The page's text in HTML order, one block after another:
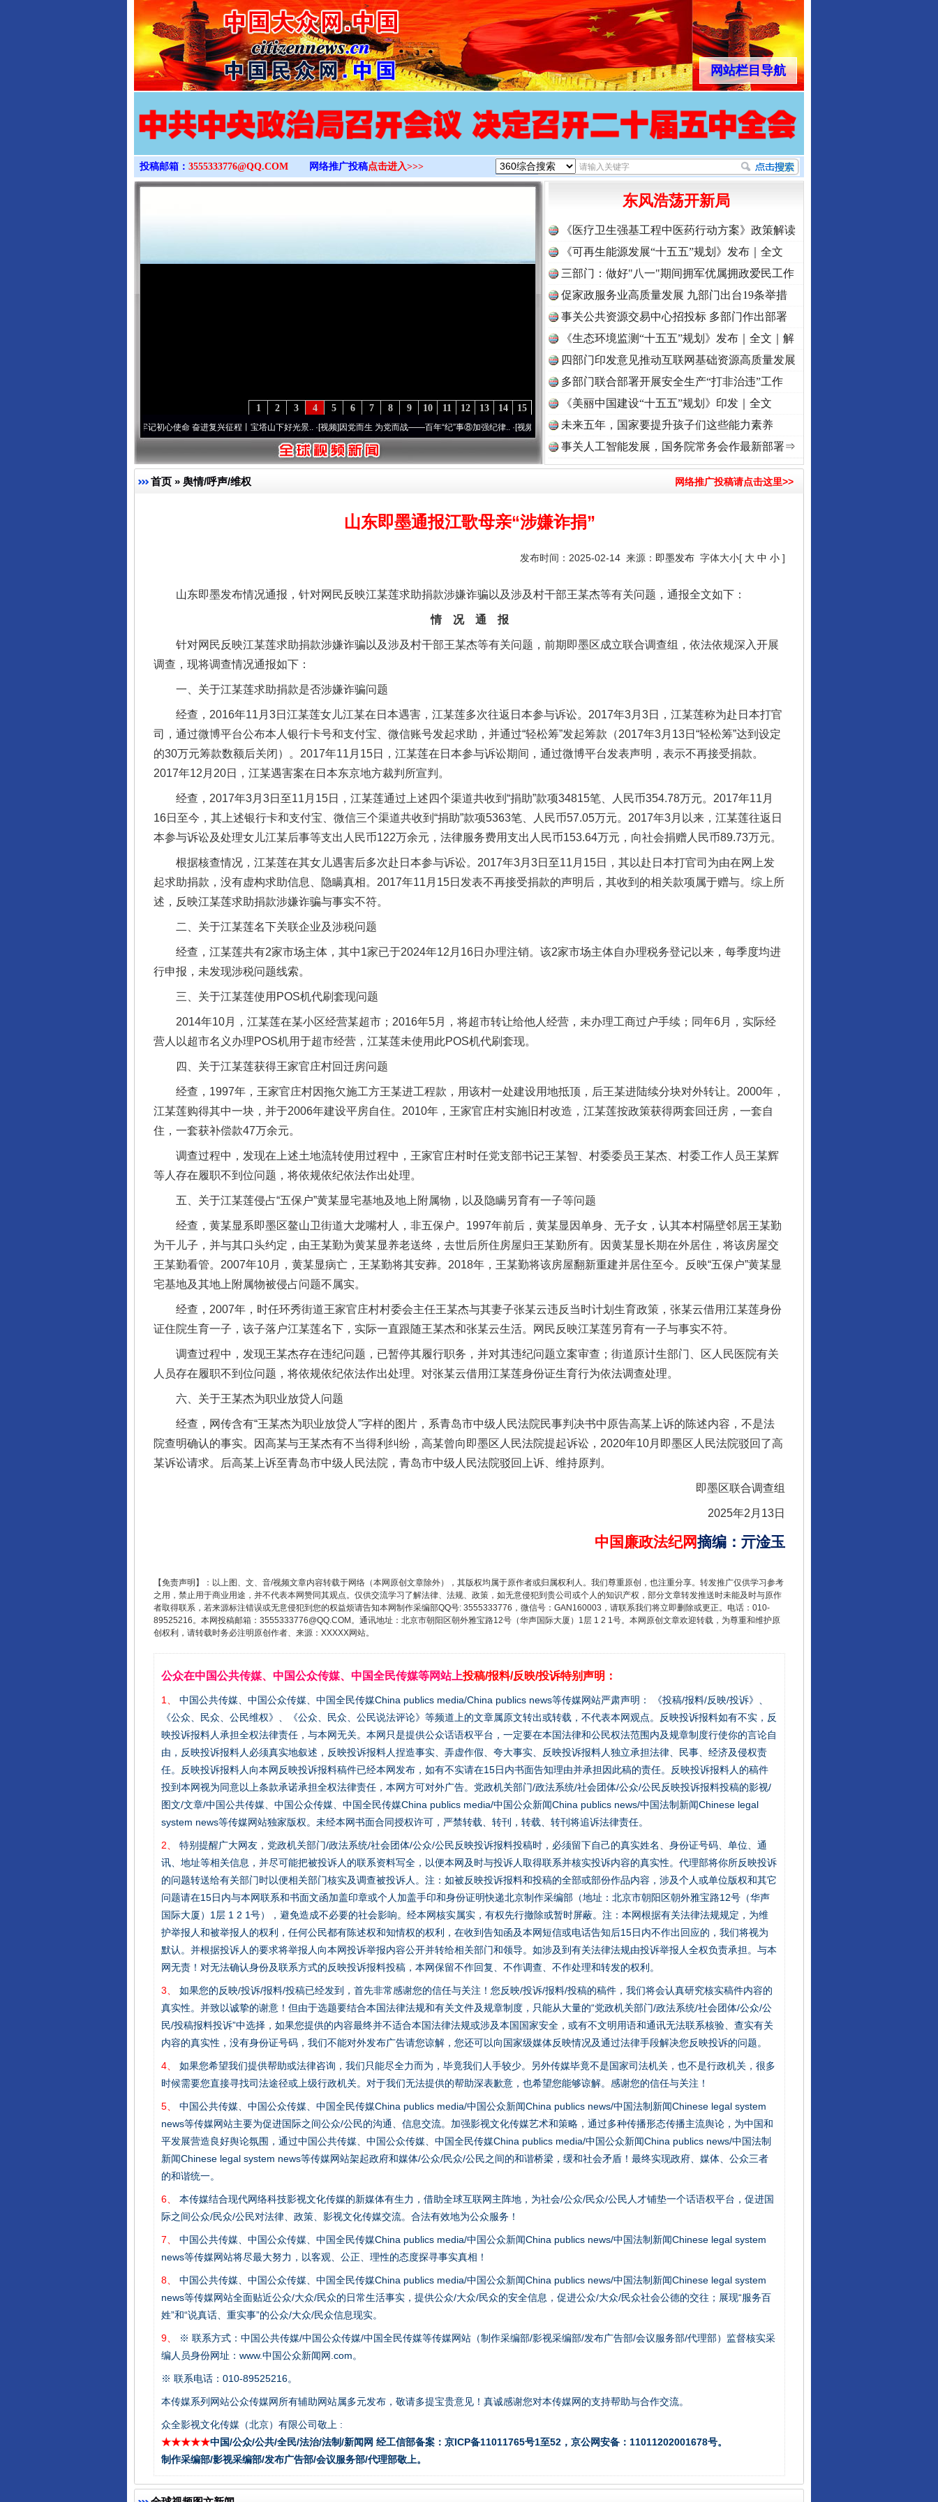
>
网站栏目导航
投稿邮箱： 3555333776@QQ.COM 网络推广投稿点击进入>>>
15
14
13
12
11
10
9
8
7
6
5
4
3
2
1
牢记初心使命 奋进复兴征程丨宝塔山下好光景..·[视频]因党而生 为党而战——百年“纪”事⑧加强纪律..·[视频]牢记初心使命 奋进复兴征程丨“转折之城”激荡..·[视频]牢记初心使命 奋进复兴征程丨红船起航处 潮起..
东风浩荡开新局
《医疗卫生强基工程中医药行动方案》政策解读
《可再生能源发展“十五五”规划》发布｜全文
三部门：做好"八一"期间拥军优属拥政爱民工作
促家政服务业高质量发展 九部门出台19条举措
事关公共资源交易中心招投标 多部门作出部署
《生态环境监测“十五五”规划》发布｜全文｜解
读
四部门印发意见推动互联网基础资源高质量发展
多部门联合部署开展安全生产“打非治违”工作
《美丽中国建设“十五五”规划》印发｜全文
未来五年，国家要提升孩子们这些能力素养
事关人工智能发展，国务院常务会作最新部署⇒
首页 » 舆情/呼声/维权 网络推广投稿请点击这里>>
山东即墨通报江歌母亲“涉嫌诈捐”
发布时间：2025-02-14 来源： 即墨发布 字体大小[ 大 中 小 ]
山东即墨发布情况通报，针对网民反映江某莲求助捐款涉嫌诈骗以及涉及村干部王某杰等有关问题，通报全文如下：
情 况 通 报
针对网民反映江某莲求助捐款涉嫌诈骗以及涉及村干部王某杰等有关问题，前期即墨区成立联合调查组，依法依规深入开展
调查，现将调查情况通报如下：
一、关于江某莲求助捐款是否涉嫌诈骗问题
经查，2016年11月3日江某莲女儿江某在日本遇害，江某莲多次往返日本参与诉讼。2017年3月3日，江某莲称为赴日本打官
司，通过微博平台公布本人银行卡号和支付宝、微信账号发起求助，并通过“轻松筹”发起筹款（2017年3月13日“轻松筹”达到设定
的30万元筹款数额后关闭）。2017年11月15日，江某莲在日本参与诉讼期间，通过微博平台发表声明，表示不再接受捐款。
2017年12月20日，江某遇害案在日本东京地方裁判所宣判。
经查，2017年3月3日至11月15日，江某莲通过上述四个渠道共收到“捐助”款项34815笔、人民币354.78万元。2017年11月
16日至今，其上述银行卡和支付宝、微信三个渠道共收到“捐助”款项5363笔、人民币57.05万元。2017年3月以来，江某莲往返日
本参与诉讼及处理女儿江某后事等支出人民币122万余元，法律服务费用支出人民币153.64万元，向社会捐赠人民币89.73万元。
根据核查情况，江某莲在其女儿遇害后多次赴日本参与诉讼。2017年3月3日至11月15日，其以赴日本打官司为由在网上发
起求助捐款，没有虚构求助信息、隐瞒真相。2017年11月15日发表不再接受捐款的声明后，其收到的相关款项属于赠与。综上所
述，反映江某莲求助捐款涉嫌诈骗与事实不符。
二、关于江某莲名下关联企业及涉税问题
经查，江某莲共有2家市场主体，其中1家已于2024年12月16日办理注销。该2家市场主体自办理税务登记以来，每季度均进
行申报，未发现涉税问题线索。
三、关于江某莲使用POS机代刷套现问题
2014年10月，江某莲在某小区经营某超市；2016年5月，将超市转让给他人经营，未办理工商过户手续；同年6月，实际经
营人以超市名义办理POS机用于超市经营，江某莲未使用此POS机代刷套现。
四、关于江某莲获得王家官庄村回迁房问题
经查，1997年，王家官庄村因拖欠施工方王某进工程款，用该村一处建设用地抵顶，后王某进陆续分块对外转让。2000年，
江某莲购得其中一块，并于2006年建设平房自住。2010年，王家官庄村实施旧村改造，江某莲按政策获得两套回迁房，一套自
住，一套获补偿款47万余元。
调查过程中，发现在上述土地流转使用过程中，王家官庄村时任党支部书记王某智、村委委员王某杰、村委工作人员王某辉
等人存在履职不到位问题，将依规依纪依法作出处理。
五、关于江某莲侵占“五保户”黄某显宅基地及地上附属物，以及隐瞒另育有一子等问题
经查，黄某显系即墨区鳌山卫街道大龙嘴村人，非五保户。1997年前后，黄某显因单身、无子女，认其本村隔壁邻居王某勤
为干儿子，并与其口头约定，由王某勤为黄某显养老送终，去世后所住房屋归王某勤所有。因黄某显长期在外居住，将该房屋交
王某勤看管。2007年10月，黄某显病亡，王某勤将其安葬。2018年，王某勤将该房屋翻新重建并居住至今。反映“五保户”黄某显
宅基地及其地上附属物被侵占问题不属实。
经查，2007年，时任环秀街道王家官庄村村委会主任王某杰与其妻子张某云违反当时计划生育政策，张某云借用江某莲身份
证住院生育一子，该子落户江某莲名下，实际一直跟随王某杰和张某云生活。网民反映江某莲另育有一子与事实不符。
调查过程中，发现王某杰存在违纪问题，已暂停其履行职务，并对其违纪问题立案审查；街道原计生部门、区人民医院有关
人员存在履职不到位问题，将依规依纪依法作出处理。对张某云借用江某莲身份证生育行为依法调查处理。
六、关于王某杰为职业放贷人问题
经查，网传含有“王某杰为职业放贷人”字样的图片，系青岛市中级人民法院民事判决书中原告高某上诉的陈述内容，不是法
院查明确认的事实。因高某与王某杰有不当得利纠纷，高某曾向即墨区人民法院提起诉讼，2020年10月即墨区人民法院驳回了高
某诉讼请求。后高某上诉至青岛市中级人民法院，青岛市中级人民法院驳回上诉、维持原判。
即墨区联合调查组
2025年2月13日
中国廉政法纪网摘编 ： 亓淦玉
【免责声明】：以上图、文、音/视频文章内容转载于网络（本网原创文章除外），其版权均属于原作者或归属权利人。我们尊重原创，也注重分享。转发推广仅供学习参考
之用，禁止用于商业用途，并不代表本网赞同其观点。仅供交流学习了解法律、法规、政策，如无意侵犯到贵公司或个人的知识产权，部分文章转发推送时未能及时与原作
者取得联系，若来源标注错误或无意侵犯到您的权益烦请告知本网制作采编部QQ号: 3555333776，微信号：GAN160003，请联系我们将立即删除或更正。电话：010-
89525216。本网投稿邮箱：3555333776@QQ.COM。通讯地址：北京市朝阳区朝外雅宝路12号（华声国际大厦）1层 1 2 1号。本网原创文章欢迎转载，为尊重和维护原
创权利，请转载时务必注明原创作者、来源：XXXXX网站。
公众在中国公共传媒、中国公众传媒、中国全民传媒等网站上投稿/报料/反映/投诉特别声明：
1、
中国公共传媒、中国公众传媒、中国全民传媒China publics media/China publics news等传媒网站严肃声明： 《投稿/报料/反映/投诉》、
《公众、民众、公民维权》、《公众、民众、公民说法评论》等频道上的文章属原文转出或转载，不代表本网观点。反映投诉报料如有不实，反
映投诉报料人承担全权法律责任，与本网无关。本网只是提供公众话语权平台，一定要在本国法律和公民权法范围内及规章制度行使你的言论自
由，反映投诉报料人必须真实地叙述，反映投诉报料人捏造事实、弄虚作假、夸大事实、反映投诉报料人独立承担法律、民事、经济及侵权责
任。反映投诉报料人向本网反映投诉报料稿件已经本网发布，如有不实请在15日内书面告知理由并承担因此稿的责任。反映投诉报料人的稿件
投到本网视为同意以上条款承诺承担全权法律责任，本网方可对外广告。党政机关部门/政法系统/社会团体/公众/公民反映投诉报料投稿的影视/
图文/文章/中国公共传媒、中国公众传媒、中国全民传媒China publics media/中国公众新闻China publics news/中国法制新闻Chinese legal
system news等传媒网站独家版权。未经本网书面合同授权许可，严禁转载、转刊，转载、转刊将追诉法律责任。
2、
特别提醒广大网友，党政机关部门/政法系统/社会团体/公众/公民反映投诉报料投稿时，必须留下自己的真实姓名、身份证号码、单位、通
讯、地址等相关信息，并尽可能把被投诉人的联系资料写全，以便本网及时与投诉人取得联系并核实投诉内容的真实性。代理部将你所反映投诉
的问题转送给有关部门时以便相关部门核实及调查被投诉人。注：如被反映投诉报料和投稿的全部或部份作品内容，涉及个人或单位版权和其它
问题请在15日内与本网联系和书面文函加盖印章或个人加盖手印和身份证明快递北京制作采编部（地址：北京市朝阳区朝外雅宝路12号（华声
国际大厦）1层 1 2 1号），避免造成不必要的社会影响。经本网核实属实，有权先行撤除或暂时屏蔽。注：本网根据有关法律法规规定，为维
护举报人和被举报人的权利，任何公民都有陈述权和知情权的权利，在收到告知函及本网短信或电话告知后15日内不作出回应的，我们将视为
默认。并根据投诉人的要求将举报人向本网投诉举报内容公开并转给相关部门和领导。如涉及到有关法律法规由投诉举报人全权负责承担。与本
网无责！对无法确认身份及联系方式的反映投诉报料投稿，本网保留不作回复、不作调查、不作处理和转发的权利。
3、
如果您的反映/投诉/报料/投稿已经发到，首先非常感谢您的信任与关注！您反映/投诉/报料/投稿的稿件，我们将会认真研究核实稿件内容的
真实性。并致以诚挚的谢意！但由于选题要结合本国法律法规和有关文件及规章制度，只能从大量的“党政机关部门/政法系统/社会团体/公众/公
民/投稿报料投诉”中选择，如果您提供的内容最终并不适合本国法律法规或涉及本国国家安全，或有不文明用语和通讯无法联系核验、查实有关
内容的真实性，没有身份证号码，我们不能对外发布广告请您谅解，您还可以向国家级媒体反映情况及通过法律手段解决您反映投诉的问题。
4、
如果您希望我们提供帮助或法律咨询，我们只能尽全力而为，毕竟我们人手较少。另外传媒毕竟不是国家司法机关，也不是行政机关，很多
时候需要您直接寻找司法途径或上级行政机关。对于我们无法提供的帮助深表歉意，也希望您能够谅解。感谢您的信任与关注！
5、
中国公共传媒、中国公众传媒、中国全民传媒China publics media/中国公众新闻China publics news/中国法制新闻Chinese legal system
news等传媒网站主要为促进国际之间公众/公民的沟通、信息交流。加强影视文化传媒艺术和策略，通过多种传播形态传播主流舆论，为中国和
平发展营造良好舆论氛围，通过中国公共传媒、中国公众传媒、中国全民传媒China publics media/中国公众新闻China publics news/中国法制
新闻Chinese legal system news等传媒网站架起政府和媒体/公众/民众/公民之间的和谐桥梁，缓和社会矛盾！最终实现政府、媒体、公众三者
的和谐统一。
6、
本传媒结合现代网络科技影视文化传媒的新媒体有生力，借助全球互联网主阵地，为社会/公众/民众/公民人才铺垫一个话语权平台，促进国
际之间公众/民众/公民对法律、政策、影视文化传媒交流。合法有效地为公众服务！
7、
中国公共传媒、中国公众传媒、中国全民传媒China publics media/中国公众新闻China publics news/中国法制新闻Chinese legal system
news等传媒网站将尽最大努力，以客观、公正、理性的态度探寻事实真相！
8、
中国公共传媒、中国公众传媒、中国全民传媒China publics media/中国公众新闻China publics news/中国法制新闻Chinese legal system
news等传媒网站全面贴近公众/大众/民众的日常生活事实，提供公众/大众/民众的安全信息，促进公众/大众/民众社会公德的交往；展现“服务百
姓”和“说真话、重实事”的公众/大众/民众信息现实。
9、
※ 联系方式：中国公共传媒/中国公众传媒/中国全民传媒等传媒网站（制作采编部/影视采编部/发布广告部/会议服务部/代理部）监督核实采
编人员身份网址：www.中国公众新闻网.com。
※ 联系电话：010-89525216。
本传媒系列网站公众传媒网所有辅助网站属多元发布，敬请多提宝贵意见！真诚感谢您对本传媒网的支持帮助与合作交流。
众全影视文化传媒（北京）有限公司敬上 :
★★★★★中国/公众/公共/全民/法治/法制/新闻网 经工信部备案：京ICP备11011765号1至52，京公网安备：11011202001678号。
制作采编部/影视采编部/发布广告部/会议服务部/代理部敬上。
完善运行机制助力责任有效落实 一纸欠条伤亲情 巡回调解促和解.. 行业协会接连发公告
东山县通报“牛蛙产品抗生素超标问题” 法徽映军营 权益有保障 让核能赋能千行百业
揭开“小金库”的免责幌子 以产业富民促振兴 酒驾未被当场查获能处罚吗